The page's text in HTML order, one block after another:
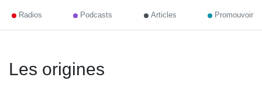
Radios Podcasts Articles Promouvoir
Les origines